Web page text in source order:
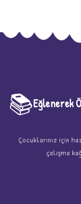
📚Eğlenerek
Çocuklarınız için
çalışma